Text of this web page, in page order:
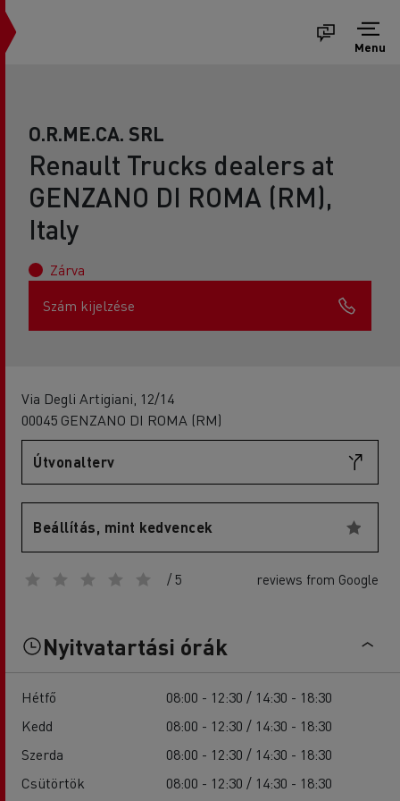
Menu
O.R.ME.CA. SRL
Renault Trucks dealers at
GENZANO DI ROMA (RM),
Italy
Zárva
Szám kijelzése
Via Degli Artigiani, 12/14
00045 GENZANO DI ROMA (RM)
Útvonalterv
Beállítás, mint kedvencek
/ 5 reviews from Google
Nyitvatartási órák
Hétfő
08:00 - 12:30 / 14:30 - 18:30
Kedd
08:00 - 12:30 / 14:30 - 18:30
Szerda
08:00 - 12:30 / 14:30 - 18:30
Csütörtök
08:00 - 12:30 / 14:30 - 18:30